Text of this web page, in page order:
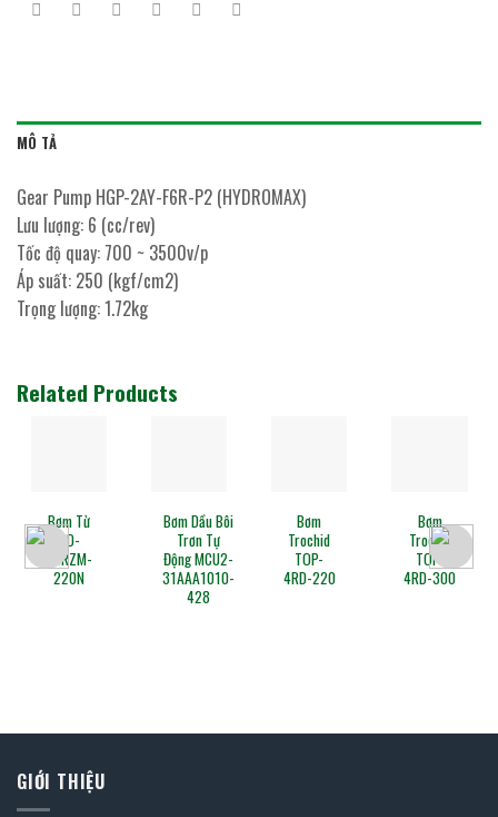
MÔ TẢ
Gear Pump HGP-2AY-F6R-P2 (HYDROMAX)
Lưu lượng: 6 (cc/rev)
Tốc độ quay: 700 ~ 3500v/p
Áp suất: 250 (kgf/cm2)
Trọng lượng: 1.72kg
Related Products
Bơm Từ
MD-
30RZM-
220N
Bơm Dầu Bôi
Trơn Tự
Động MCU2-
31AAA1010-
428
Bơm
Trochid
TOP-
4RD-220
Bơm
Trochid
TOP-
4RD-300
GIỚI THIỆU